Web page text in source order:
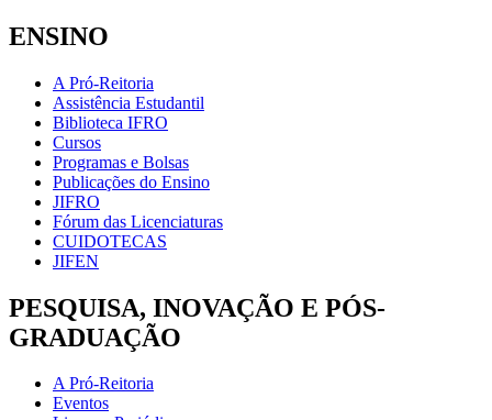
ENSINO
A Pró-Reitoria
Assistência Estudantil
Biblioteca IFRO
Cursos
Programas e Bolsas
Publicações do Ensino
JIFRO
Fórum das Licenciaturas
CUIDOTECAS
JIFEN
PESQUISA, INOVAÇÃO E PÓS-
GRADUAÇÃO
A Pró-Reitoria
Eventos